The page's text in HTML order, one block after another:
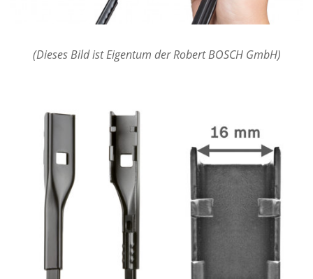
(Dieses Bild ist Eigentum der Robert BOSCH GmbH)